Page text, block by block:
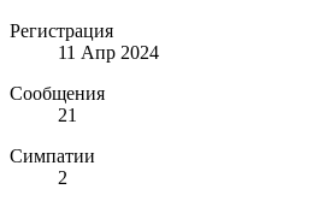
Регистрация
11 Апр 2024
Сообщения
21
Симпатии
2